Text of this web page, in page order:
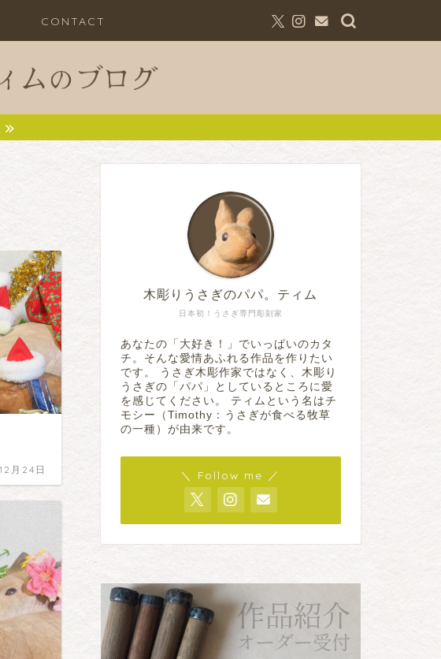
CONTACT
月24日
日本初！うさぎ専門彫刻家
木彫りうさぎのパパ。ティム
あなたの「大好き！」でいっぱいのカタ
チ。そんな愛情あふれる作品を作りたい
です。 うさぎ木彫作家ではなく、木彫り
うさぎの「パパ」としているところに愛
を感じてください。 ティムという名はチ
モシー（Timothy：うさぎが食べる牧草
の一種）が由来です。
＼ Follow me ／